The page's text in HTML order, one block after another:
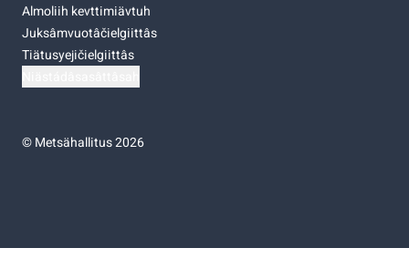
Almoliih kevttimiävtuh
Juksâmvuotâčielgiittâs
Tiätusyejičielgiittâs
©Metsähallitus 2026